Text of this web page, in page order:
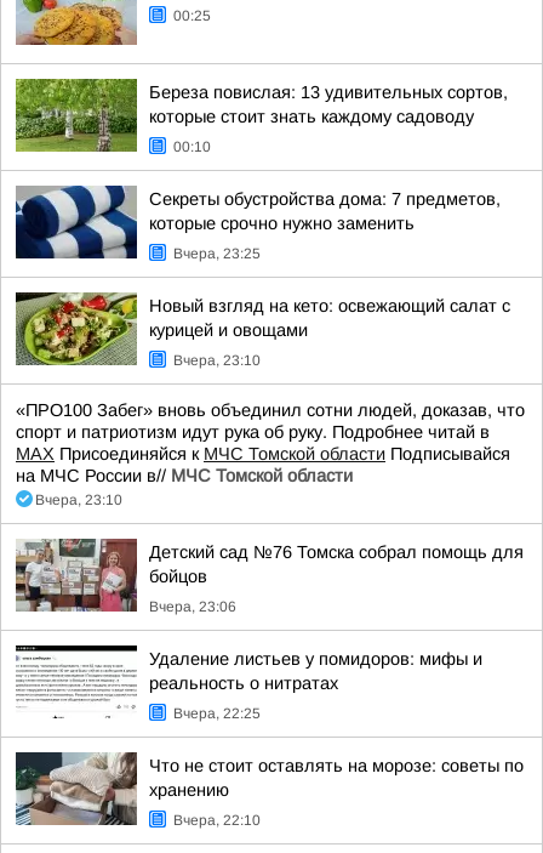
00:25
Береза повислая: 13 удивительных сортов,
которые стоит знать каждому садоводу
00:10
Секреты обустройства дома: 7 предметов,
которые срочно нужно заменить
Вчера, 23:25
Новый взгляд на кето: освежающий салат с
курицей и овощами
Вчера, 23:10
«ПРО100 Забег» вновь объединил сотни людей, доказав, что
спорт и патриотизм идут рука об руку. Подробнее читай в
МАХ Присоединяйся к МЧС Томской области Подписывайся
на МЧС России в// МЧС Томской области
Вчера, 23:10
Детский сад №76 Томска собрал помощь для
бойцов
Вчера, 23:06
Удаление листьев у помидоров: мифы и
реальность о нитратах
Вчера, 22:25
Что не стоит оставлять на морозе: советы по
хранению
Вчера, 22:10